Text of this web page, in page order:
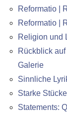
Reformatio |
Reformatio |
Religion und
Rückblick
Galerie
Sinnliche
Starke
Statements: